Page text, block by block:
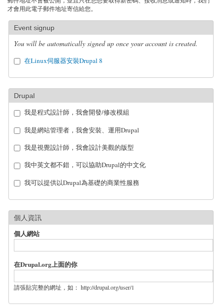
才會用此電子郵件地址寄信給您。
Event signup
You will be automatically signed up once your account is created.
在Linux伺服器安裝Drupal 8
Drupal
我是程式設計師，我會開發/修改模組
我是網站管理者，我會安裝、運用Drupal
我是視覺設計師，我會設計美觀的版型
我中英文都不錯，可以協助Drupal的中文化
我可以提供以Drupal為基礎的商業性服務
個人資訊
個人網站
在Drupal.org上面的你
請張貼完整的網址，如： http://drupal.org/user/1